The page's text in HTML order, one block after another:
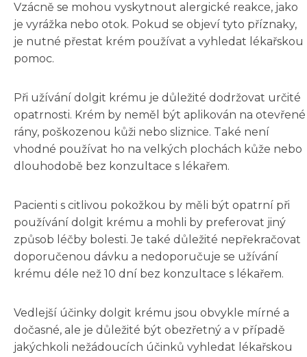
Vzácně se mohou vyskytnout alergické reakce, jako
je vyrážka nebo otok. Pokud se objeví tyto příznaky,
je nutné přestat krém používat a vyhledat lékařskou
pomoc.
Při užívání dolgit krému je důležité dodržovat určité
opatrnosti. Krém by neměl být aplikován na otevřené
rány, poškozenou kůži nebo sliznice. Také není
vhodné používat ho na velkých plochách kůže nebo
dlouhodobě bez konzultace s lékařem.
Pacienti s citlivou pokožkou by měli být opatrní při
používání dolgit krému a mohli by preferovat jiný
způsob léčby bolesti. Je také důležité nepřekračovat
doporučenou dávku a nedoporučuje se užívání
krému déle než 10 dní bez konzultace s lékařem.
Vedlejší účinky dolgit krému jsou obvykle mírné a
dočasné, ale je důležité být obezřetný a v případě
jakýchkoli nežádoucích účinků vyhledat lékařskou